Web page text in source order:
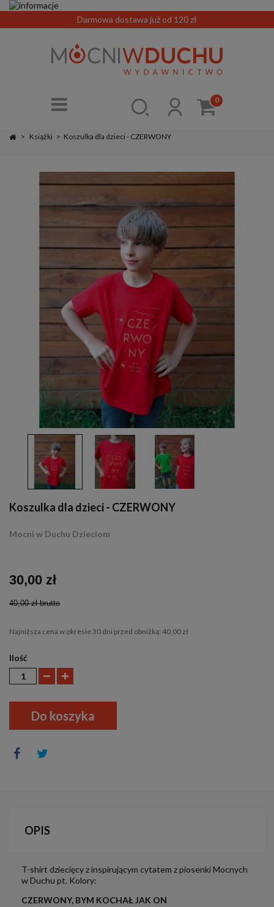
Darmowa dostawa już od 120 zł
0
> Książki > Koszulka dla dzieci - CZERWONY
Koszulka dla dzieci - CZERWONY
Mocni w Duchu Dzieciom
30,00 zł
40,00 złbrutto
Najniższa cena w okresie 30 dni przed obniżką: 40,00 zł
Ilość
Do koszyka
OPIS
T-shirt dziecięcy z inspirującym cytatem z piosenki Mocnych
w Duchu pt. Kolory:
CZERWONY, BYM KOCHAŁ JAK ON